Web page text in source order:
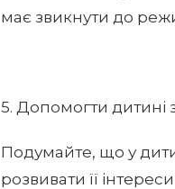
має звикнути до
5. Допомогти дитині
Подумайте, що у
розвивати її